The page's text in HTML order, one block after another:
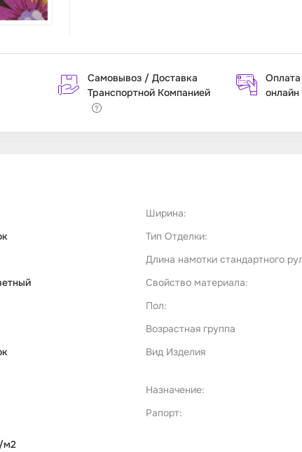
Самовывоз / Доставка
Транспортной Компанией
онлайн
м2
Ширина:
Тип Отделки:
Длина намотки стандартного
Свойство материала:
Пол:
Возрастная группа
Вид Изделия
Назначение:
Рапорт: